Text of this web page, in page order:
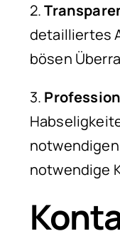
2.
detailliertes
bösen
3.
notwendige